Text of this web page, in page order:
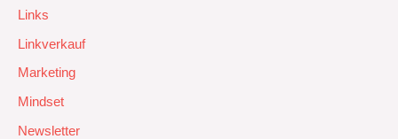
Links
Linkverkauf
Marketing
Mindset
Newsletter